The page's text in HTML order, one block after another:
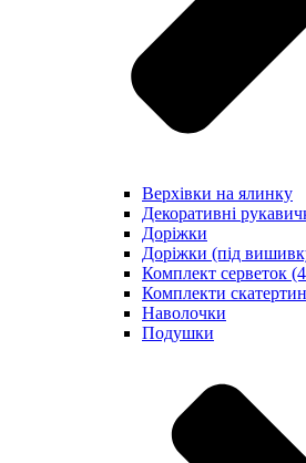
Верхівки на ялинку
Декоративні
Доріжки
Доріжки (під
Комплект серветок
Комплекти скатертин
Наволочки
Подушки